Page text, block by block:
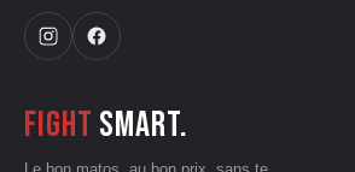
Fight smart.